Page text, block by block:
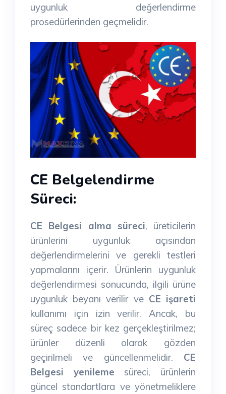
uygunluk değerlendirme
prosedürlerinden geçmelidir.
CE Belgelendirme
Süreci:
CE Belgesi alma süreci, üreticilerin
ürünlerini uygunluk açısından
değerlendirmelerini ve gerekli testleri
yapmalarını içerir. Ürünlerin uygunluk
değerlendirmesi sonucunda, ilgili ürüne
uygunluk beyanı verilir ve CE işareti
kullanımı için izin verilir. Ancak, bu
süreç sadece bir kez gerçekleştirilmez;
ürünler düzenli olarak gözden
geçirilmeli ve güncellenmelidir. CE
Belgesi yenileme süreci, ürünlerin
güncel standartlara ve yönetmeliklere